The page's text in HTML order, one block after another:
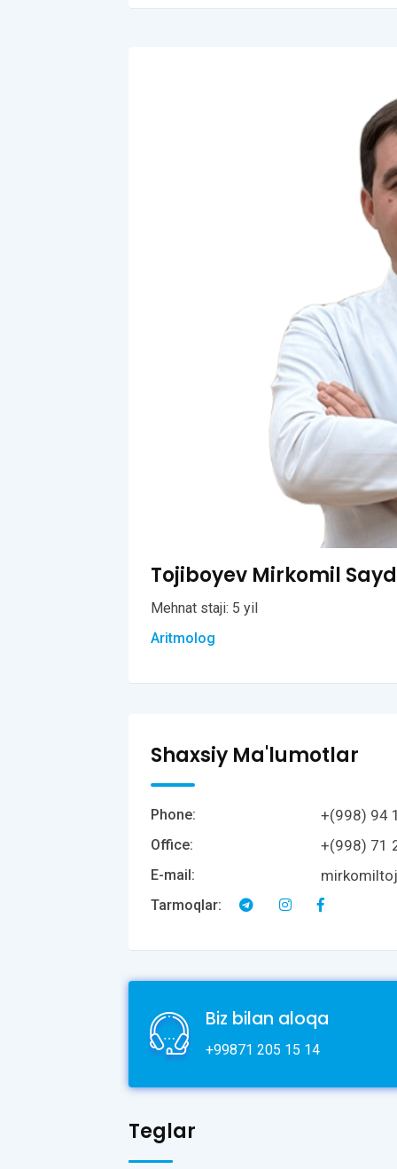
Tojiboyev Mirkomil
Mehnat staji: 5 yil
Aritmolog
Shaxsiy Ma'lumotlar
Phone: +(998) 94
Office: +(998) 71
E-mail:
Tarmoqlar:
Biz bilan aloqa
+99871 205 15 14
Teglar